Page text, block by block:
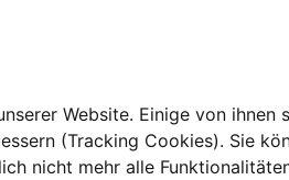
Website. Einige von
(Tracking Cookies). Sie
nicht mehr alle